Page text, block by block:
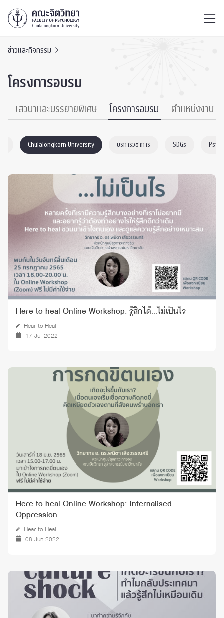
ข่าวและกิจกรรม
โครงการอบรม
เสวนาและบรรยายพิเศษ โครงการอบรม ตำแหน่งงาน
Chulalongkorn University บริการวิชาการ SDGs
Here to heal Online Workshop: รู้สึกได้...ไม่เป็นไร
Hear to Heal
17 Jul 2022
Here to heal Online Workshop: Internalised
Oppression
Hear to Heal
08 Jun 2022